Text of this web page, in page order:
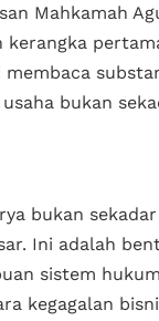
Mahkamah
kerangka
membaca
bukan
bukan
Ini adalah
sistem
kegagalan